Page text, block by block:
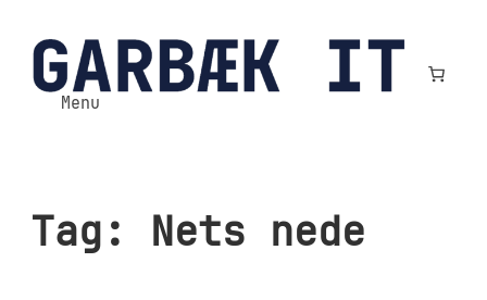
til
indhold
Menu
Tag: Nets nede